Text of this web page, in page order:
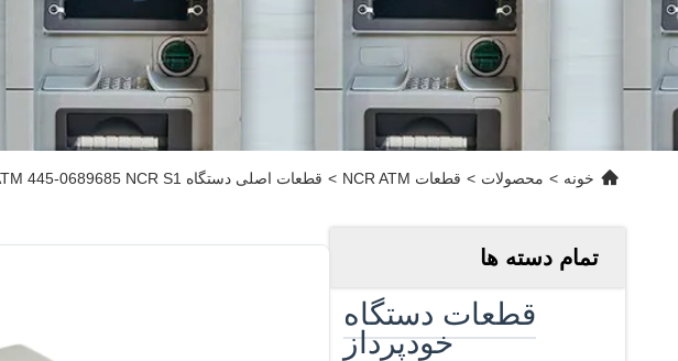
خونه > محصولات > قطعات NCR ATM > قطعات اصلی دستگاه NCR ATM 445-0689685 NCR S1 کاسه پول با راحتی TI 4450689685
تمام دسته ها
قطعات دستگاه
خودپرداز